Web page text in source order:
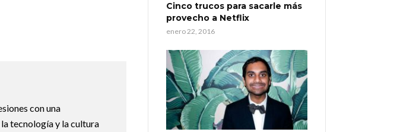
con una
tecnología y la cultura
Cinco trucos para sacarle más
provecho a Netflix
enero 22, 2016